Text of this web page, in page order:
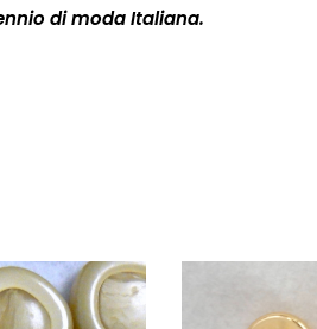
di moda Italiana.